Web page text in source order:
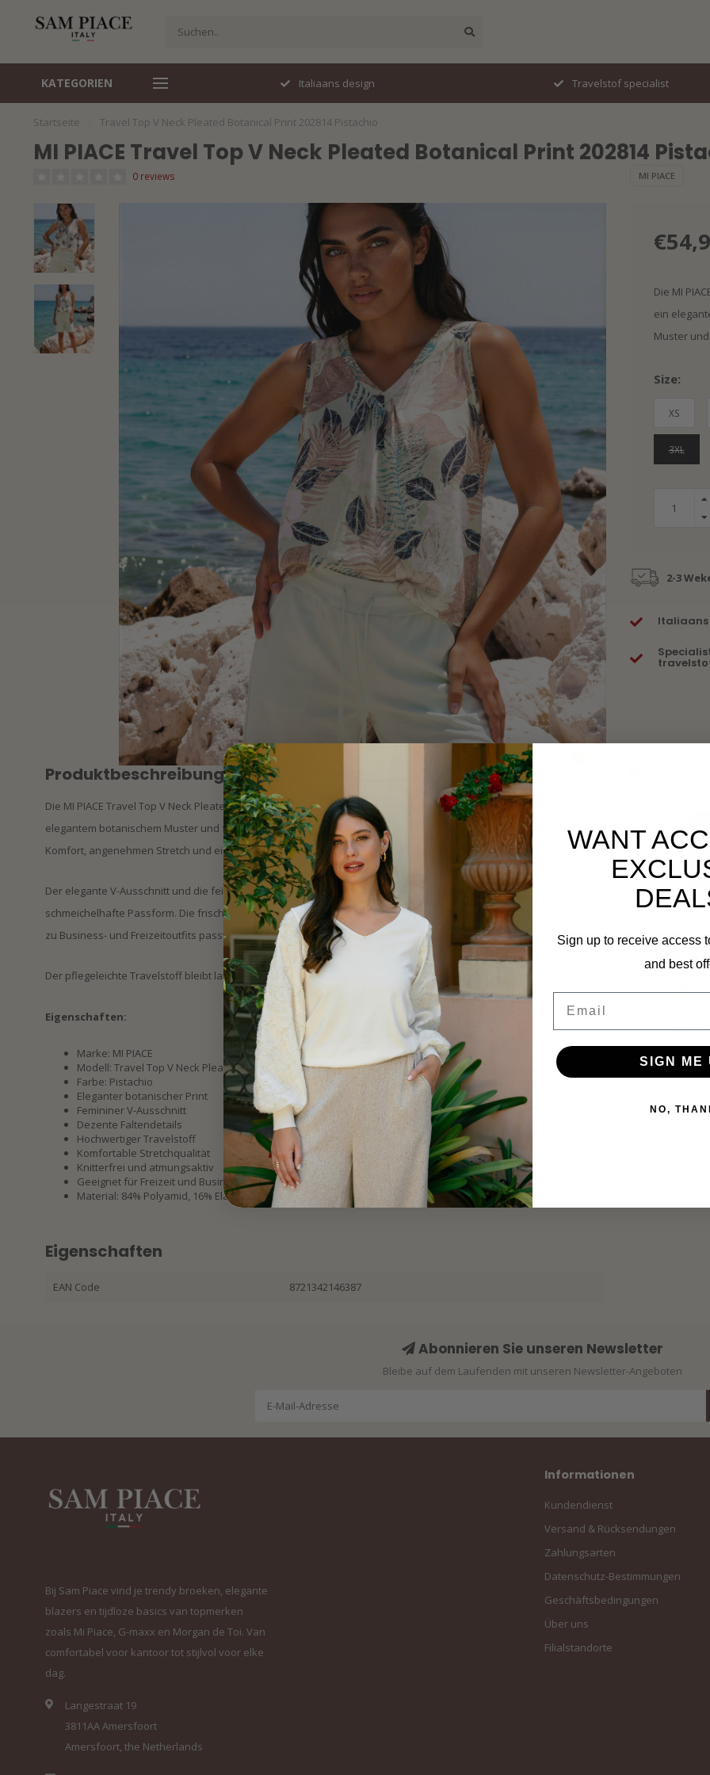
KATEGORIEN
Perfecte pasvorm Italiaans design Travelstof specialist
Startseite Travel Top V Neck Pleated Botanical Print 202814 Pistachio
MI PIACE Travel Top V Neck Pleated Botanical Print 202814
0 reviews MI PIACE
Die MI
ein
Muster
Size:
XS
3XL
2-3
Italiaans
Produktbeschreibung
Die MI PIACE Travel Top V Neck Pleated Botanical Print 202814 Pistachio ist ein stilvolles Damenoberteil mit
elegantem botanischem Muster und femininer Ausstrahlung. Der hochwertige Travelstoff sorgt für optimalen
Komfort, angenehmen Stretch und eine knitterfreie Qualität.
Der elegante V-Ausschnitt und die feinen Faltendetails verleihen diesem MI PIACE Oberteil eine moderne und
schmeichelhafte Passform. Die frischen Pistazientöne sorgen für einen luxuriösen sommerlichen Look, der perfekt
zu Business- und Freizeitoutfits passt.
Der pflegeleichte Travelstoff bleibt lange in Form und bietet den ganzen Tag hohen Tragekomfort.
Eigenschaften:
Marke: MI PIACE
Modell: Travel Top V Neck Pleated Botanical Print 202814
Farbe: Pistachio
Eleganter botanischer Print
Femininer V-Ausschnitt
Dezente Faltendetails
Hochwertiger Travelstoff
Komfortable Stretchqualität
Knitterfrei und atmungsaktiv
Geeignet für Freizeit und Business Looks
Material: 84% Polyamid, 16% Elasthan
Eigenschaften
EAN Code 8721342146387
Abonnieren Sie unseren Newsletter
Bleibe auf dem Laufenden mit unseren Newsletter-Angeboten
Bij Sam Piace vind je trendy broeken, elegante
blazers en tijdloze basics van topmerken
zoals Mi Piace, G-maxx en Morgan de Toi. Van
comfortabel voor kantoor tot stijlvol voor elke
dag.
Langestraat 19
3811AA Amersfoort
Amersfoort, the Netherlands
Informationen
Kundendienst
Versand & Rücksendungen
Zahlungsarten
Datenschutz-Bestimmungen
Geschäftsbedingungen
Über uns
Filialstandorte
WANT
Sign up to receive access
and best
SIGN ME
NO,